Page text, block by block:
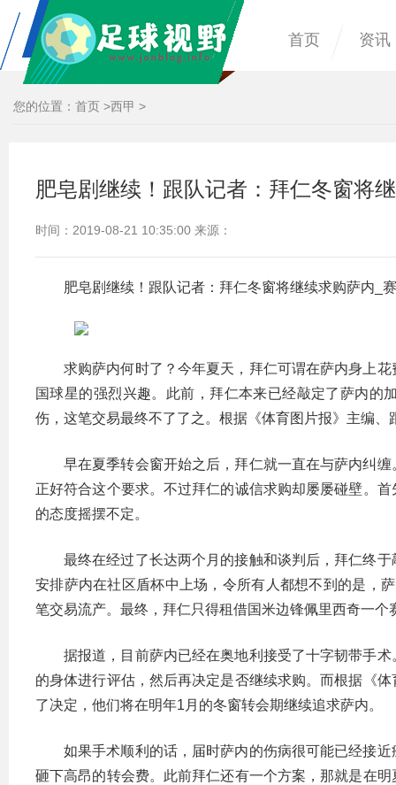
首页 资讯
您的位置： 首页 >西甲 >
肥皂剧继续！跟队记者：拜仁冬窗将
时间：2019-08-21 10:35:00 来源：
肥皂剧继续！跟队记者：拜仁冬窗将继续求购萨内_
求购萨内何时了？今年夏天，拜仁可谓在萨内身上
国球星的强烈兴趣。此前，拜仁本来已经敲定了萨内的
伤，这笔交易最终不了了之。根据《体育图片报》主编
早在夏季转会窗开始之后，拜仁就一直在与萨内纠
正好符合这个要求。不过拜仁的诚信求购却屡屡碰壁。
的态度摇摆不定。
最终在经过了长达两个月的接触和谈判后，拜仁终
安排萨内在社区盾杯中上场，令所有人都想不到的是，
笔交易流产。最终，拜仁只得租借国米边锋佩里西奇一
据报道，目前萨内已经在奥地利接受了十字韧带手
的身体进行评估，然后再决定是否继续求购。而根据《
了决定，他们将在明年1月的冬窗转会期继续追求萨内。
如果手术顺利的话，届时萨内的伤病很可能已经接
砸下高昂的转会费。此前拜仁还有一个方案，那就是在